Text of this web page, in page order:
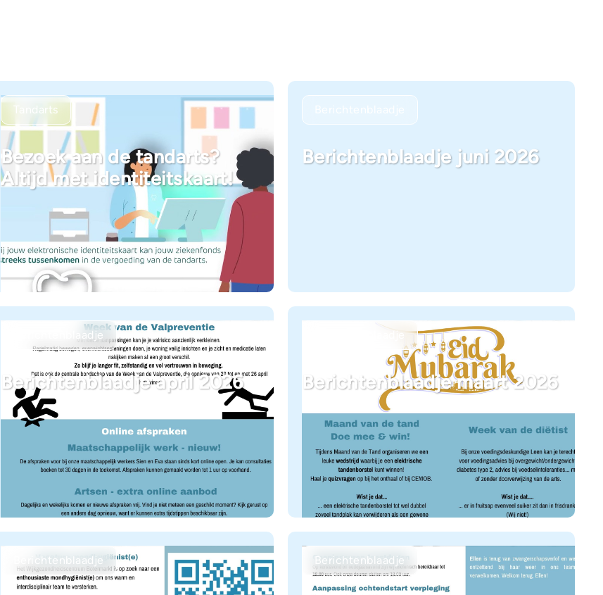
Tandarts
Bezoek aan de tandarts?
Altijd met identiteitskaart!
Berichtenblaadje juni 2026
Berichtenblaadje
Berichtenblaadje april 2026
Berichtenblaadje
Berichtenblaadje maart 2026
Berichtenblaadje Berichtenblaadje